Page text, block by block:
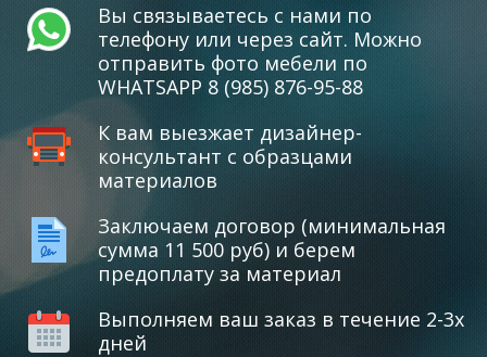
Вы связываетесь с нами по
телефону или через сайт. Можно
отправить фото мебели по
WHATSAPP 8 (985) 876-95-88
К вам выезжает дизайнер-
консультант с образцами
материалов
Заключаем договор (минимальная
сумма 11 500 руб) и берем
предоплату за материал
Выполняем ваш заказ в течение 2-3х
дней